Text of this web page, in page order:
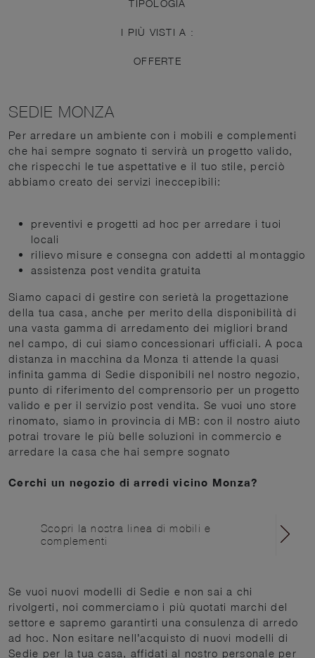
TIPOLOGIA
I PIÙ VISTI A :
OFFERTE
SEDIE MONZA
Per arredare un ambiente con i mobili e complementi
che hai sempre sognato ti servirà un progetto valido,
che rispecchi le tue aspettative e il tuo stile, perciò
abbiamo creato dei servizi ineccepibili:
preventivi e progetti ad hoc per arredare i tuoi
locali
rilievo misure e consegna con addetti al montaggio
assistenza post vendita gratuita
Siamo capaci di gestire con serietà la progettazione
della tua casa, anche per merito della disponibilità di
una vasta gamma di arredamento dei migliori brand
nel campo, di cui siamo concessionari ufficiali. A poca
distanza in macchina da Monza ti attende la quasi
infinita gamma di Sedie disponibili nel nostro negozio,
punto di riferimento del comprensorio per un progetto
valido e per il servizio post vendita. Se vuoi uno store
rinomato, siamo in provincia di MB: con il nostro aiuto
potrai trovare le più belle soluzioni in commercio e
arredare la casa che hai sempre sognato
Cerchi un negozio di arredi vicino Monza?
Scopri la nostra linea di mobili e
complementi
Se vuoi nuovi modelli di Sedie e non sai a chi
rivolgerti, noi commerciamo i più quotati marchi del
settore e sapremo garantirti una consulenza di arredo
ad hoc. Non esitare nell’acquisto di nuovi modelli di
Sedie per la tua casa, affidati al nostro personale per